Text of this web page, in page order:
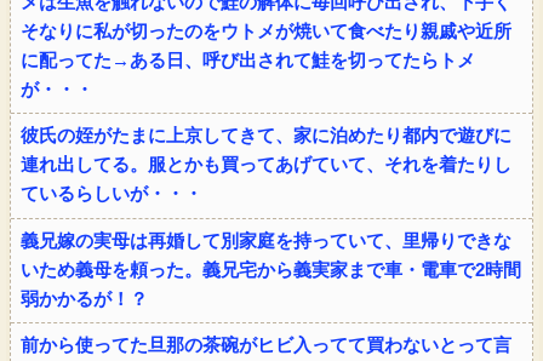
そなりに私が切ったのをウトメが焼いて食べたり親戚や近所
に配ってた→ある日、呼び出されて鮭を切ってたらトメ
が・・・
彼氏の姪がたまに上京してきて、家に泊めたり都内で遊びに
連れ出してる。服とかも買ってあげていて、それを着たりし
ているらしいが・・・
義兄嫁の実母は再婚して別家庭を持っていて、里帰りできな
いため義母を頼った。義兄宅から義実家まで車・電車で2時間
弱かかるが！？
前から使ってた旦那の茶碗がヒビ入ってて買わないとって言